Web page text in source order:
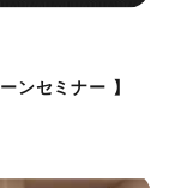
ンセミナー 】